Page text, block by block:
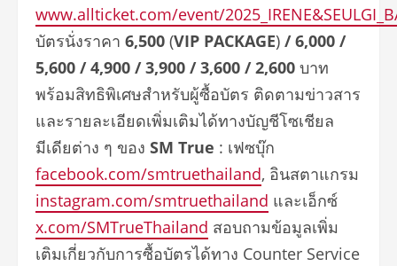
www.allticket.com/event/
บัตรนั่งราคา 6,500 (VIP PACKAGE) / 6,000 /
5,600 / 4,900 / 3,900 / 3,600 / 2,600 บาท
พร้อมสิทธิพิเศษสำหรับผู้ซื้อบัตร ติดตามข่าวสาร
และรายละเอียดเพิ่มเติมได้ทางบัญชีโซเชียล
มีเดียต่าง ๆ ของ SM True : เฟซบุ๊ก
facebook.com/smtruethailand, อินสตาแกรม
instagram.com/smtruethailand และเอ็กซ์
x.com/SMTrueThailand สอบถามข้อมูลเพิ่ม
เติมเกี่ยวกับการซื้อบัตรได้ทาง Counter Service